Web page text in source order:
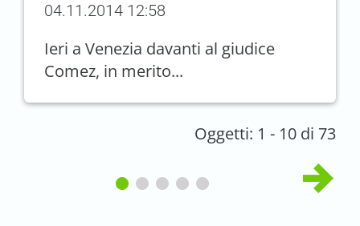
04.11.2014 12:58
Ieri a Venezia davanti al giudice
Comez, in merito...
Oggetti: 1 - 10 di 73